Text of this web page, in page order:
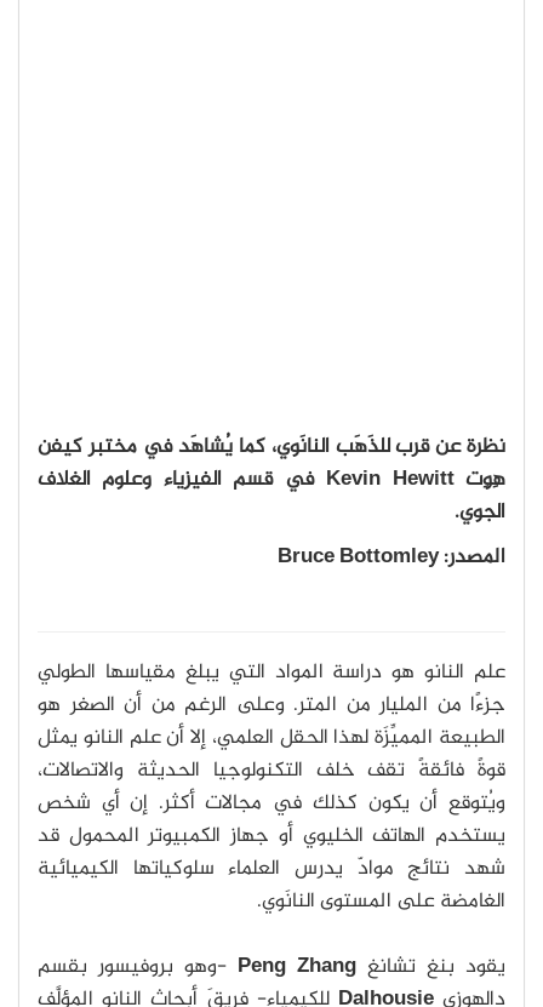
نظرة عن قرب للذَهَب النانَوي، كما يُشاهَد في مختبر كيفن
هِوِت Kevin Hewitt في قسم الفيزياء وعلوم الغلاف
الجوي.
المصدر: Bruce Bottomley
علم النانو هو دراسة المواد التي يبلغ مقياسها الطولي
جزءًا من المليار من المتر. وعلى الرغم من أن الصغر هو
الطبيعة المميِّزَة لهذا الحقل العلمي، إلا أن علم النانو يمثل
قوةً فائقةً تقف خلف التكنولوجيا الحديثة والاتصالات،
ويُتوقع أن يكون كذلك في مجالات أكثر. إن أي شخص
يستخدم الهاتف الخليوي أو جهاز الكمبيوتر المحمول قد
شهد نتائج موادّ يدرس العلماء سلوكياتها الكيميائية
الغامضة على المستوى النانَوي.
يقود بنغ تشانغ Peng Zhang -وهو بروفيسور بقسم
دالهوزيDalhousie للكيمياء- فريقَ أبحاث النانو المؤلَّف